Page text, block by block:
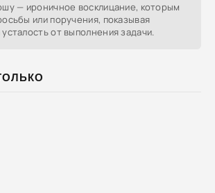
— ироничное восклицание, которым
или поручения, показывая
от выполнения задачи.